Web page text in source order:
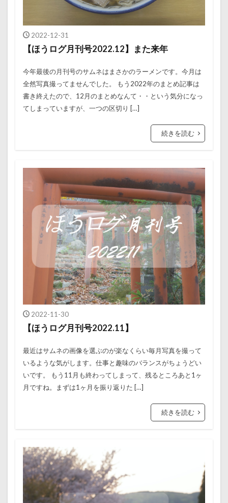
2022-12-31
【ほうログ月刊号2022.12】また来年
今年最後の月刊号のサムネはまさかのラーメンです。今月は
全然写真撮ってませんでした。 もう2022年のまとめ記事は
書き終えたので、12月のまとめなんて・・という気分になっ
てしまっていますが、一つの区切り […]
続きを読む
2022-11-30
【ほうログ月刊号2022.11】
最近はサムネの画像を選ぶのが楽なくらい毎月写真を撮って
いるような気がします。仕事と趣味のバランスがちょうどい
いです。 もう11月も終わってしまって、残るところあと1ヶ
月ですね。まずは1ヶ月を振り返りた […]
続きを読む